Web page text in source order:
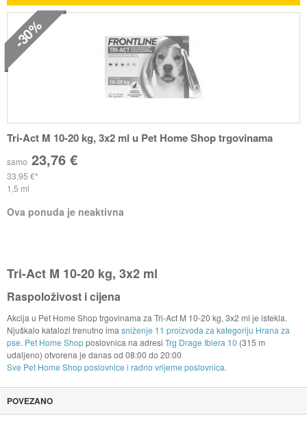
-30%
Tri-Act M 10-20 kg, 3x2 ml u Pet Home Shop trgovinama
samo 23,76 €
33,95 €
1,5 ml
Ova ponuda je neaktivna
Tri-Act M 10-20 kg, 3x2 ml
Raspoloživost i cijena
Akcija u Pet Home Shop trgovinama za Tri-Act M 10-20 kg, 3x2 ml je istekla.
Njuškalo katalozi trenutno ima sniženje 11 proizvoda za kategoriju Hrana za
pse. Pet Home Shopposlovnica na adresi Trg Drage Iblera 10 (315 m
udaljeno) otvorena je danas od 08:00 do 20:00
Sve Pet Home Shop poslovnice i radno vrijeme poslovnica.
POVEZANO